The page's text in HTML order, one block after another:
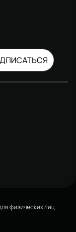
физических лиц